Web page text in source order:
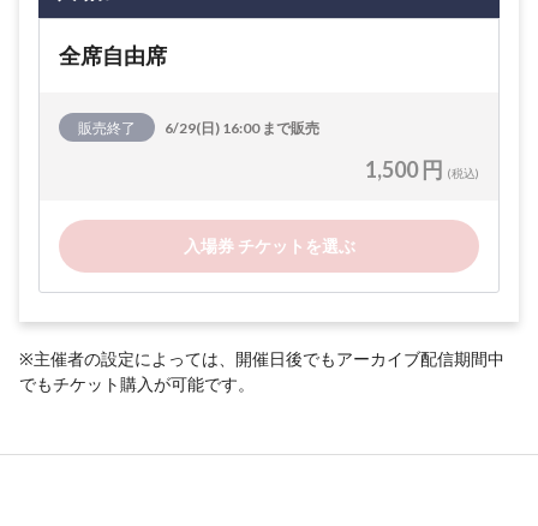
全席自由席
販売終了 6/29(日) 16:00 まで販売
1,500 円 (税込)
入場券 チケットを選ぶ
※主催者の設定によっては、開催日後でもアーカイブ配信期間中
でもチケット購入が可能です。